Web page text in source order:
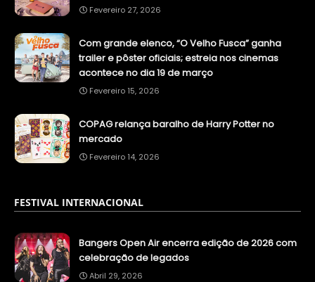
Fevereiro 27, 2026
Com grande elenco, “O Velho Fusca” ganha
trailer e pôster oficiais; estreia nos cinemas
acontece no dia 19 de março
Fevereiro 15, 2026
COPAG relança baralho de Harry Potter no
mercado
Fevereiro 14, 2026
FESTIVAL INTERNACIONAL
Bangers Open Air encerra edição de 2026 com
celebração de legados
Abril 29, 2026